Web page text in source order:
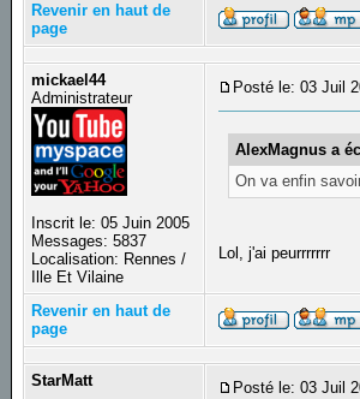
Revenir en haut de
page
mickael44
Administrateur
Inscrit le: 05 Juin 2005
Messages: 5837
Localisation: Rennes /
Ille Et Vilaine
Posté le: 03 Juil
AlexMagnus a
On va enfin
Lol, j'ai peurrrrrrr
Revenir en haut de
page
StarMatt Posté le: 03 Juil